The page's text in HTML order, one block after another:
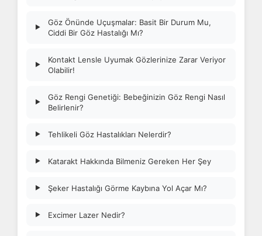
▶
Göz Önünde Uçuşmalar: Basit Bir Durum Mu,
Ciddi Bir Göz Hastalığı Mı?
▶
Kontakt Lensle Uyumak Gözlerinize Zarar Veriyor
Olabilir!
▶
Göz Rengi Genetiği: Bebeğinizin Göz Rengi Nasıl
Belirlenir?
▶ Tehlikeli Göz Hastalıkları Nelerdir?
▶ Katarakt Hakkında Bilmeniz Gereken Her Şey
▶ Şeker Hastalığı Görme Kaybına Yol Açar Mı?
▶ Excimer Lazer Nedir?